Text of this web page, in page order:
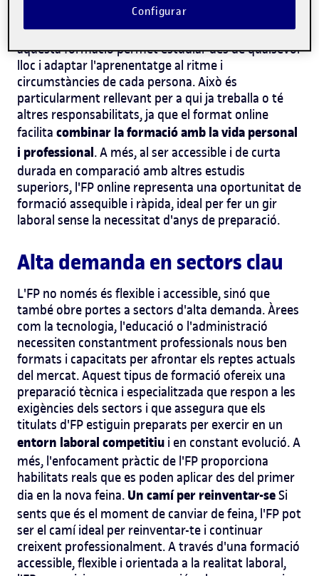
Un dels grans avantatges de l'FP és la seva
flexibilitat. Especialment amb la modalitat online,
aquesta formació permet estudiar des de qualsevol
lloc i adaptar l'aprenentatge al ritme i
circumstàncies de cada persona. Això és
particularment rellevant per a qui ja treballa o té
altres responsabilitats, ja que el format online
facilita combinar la formació amb la vida personal
i professional. A més, al ser accessible i de curta
durada en comparació amb altres estudis
superiors, l'FP online representa una oportunitat de
formació assequible i ràpida, ideal per fer un gir
laboral sense la necessitat d'anys de preparació.
Alta demanda en sectors clau
L'FP no només és flexible i accessible, sinó que
també obre portes a sectors d'alta demanda. Àrees
com la tecnologia, l'educació o l'administració
necessiten constantment professionals nous ben
formats i capacitats per afrontar els reptes actuals
del mercat. Aquest tipus de formació ofereix una
preparació tècnica i especialitzada que respon a les
exigències dels sectors i que assegura que els
titulats d'FP estiguin preparats per exercir en un
entorn laboral competitiu i en constant evolució. A
més, l'enfocament pràctic de l'FP proporciona
habilitats reals que es poden aplicar des del primer
dia en la nova feina. Un camí per reinventar-seSi
sents que és el moment de canviar de feina, l'FP pot
ser el camí ideal per reinventar-te i continuar
creixent professionalment. A través d'una formació
accessible, flexible i orientada a la realitat laboral,
Configurar